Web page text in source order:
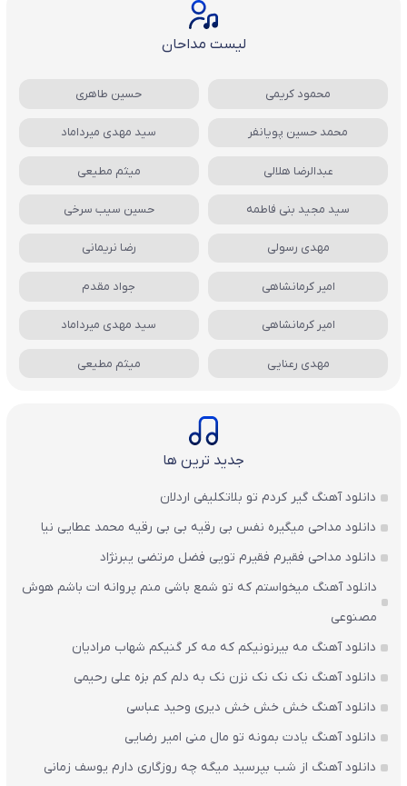
لیست مداحان
محمود کریمی حسین طاهری
محمد حسین پویانفر سید مهدی میرداماد
عبدالرضا هلالی میثم مطیعی
سید مجید بنی فاطمه حسین سیب سرخی
مهدی رسولی رضا نریمانی
امیر کرمانشاهی جواد مقدم
امیر کرمانشاهی سید مهدی میرداماد
مهدی رعنایی میثم مطیعی
جدید ترین ها
دانلود آهنگ گیر کردم تو بلاتکلیفی اردلان
دانلود مداحی میگیره نفس بی رقیه بی بی رقیه محمد عطایی نیا
دانلود مداحی فقیرم فقیرم تویی فضل مرتضی یبرنژاد
دانلود آهنگ میخواستم که تو شمع باشی منم پروانه ات باشم هوش
مصنوعی
دانلود آهنگ مه بیرنونیکم که مه کر گنیکم شهاب مرادیان
دانلود آهنگ نک نک نک نزن نک به دلم کم بزه علی رحیمی
دانلود آهنگ خش خش خش دیری وحید عباسی
دانلود آهنگ یادت بمونه تو مال منی امیر رضایی
دانلود آهنگ از شب بپرسید میگه چه روزگاری دارم یوسف زمانی